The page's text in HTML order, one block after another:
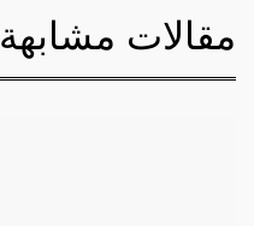
مقالات مشابهة